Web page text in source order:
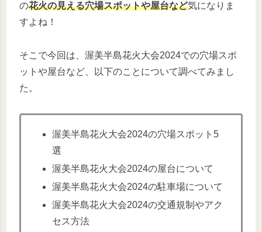
の花火の見える穴場スポットや屋台など気になりま
すよね！
そこで今回は、渥美半島花火大会2024での穴場スポ
ットや屋台など、以下のことについて調べてみまし
た。
渥美半島花火大会2024の穴場スポット5
選
渥美半島花火大会2024の屋台について
渥美半島花火大会2024の駐車場について
渥美半島花火大会2024の交通規制やアク
セス方法